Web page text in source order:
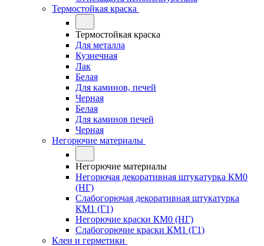
Термостойкая краска
Термостойкая краска
Для металла
Кузнечная
Лак
Белая
Для каминов, печей
Черная
Белая
Для каминов печей
Черная
Негорючие материалы
Негорючие материалы
Негорючая декоративная штукатурка КМ0
(НГ)
Слабогорючая декоративная штукатурка
КМ1 (Г1)
Негорючие краски КМ0 (НГ)
Слабогорючие краски КМ1 (Г1)
Клеи и герметики